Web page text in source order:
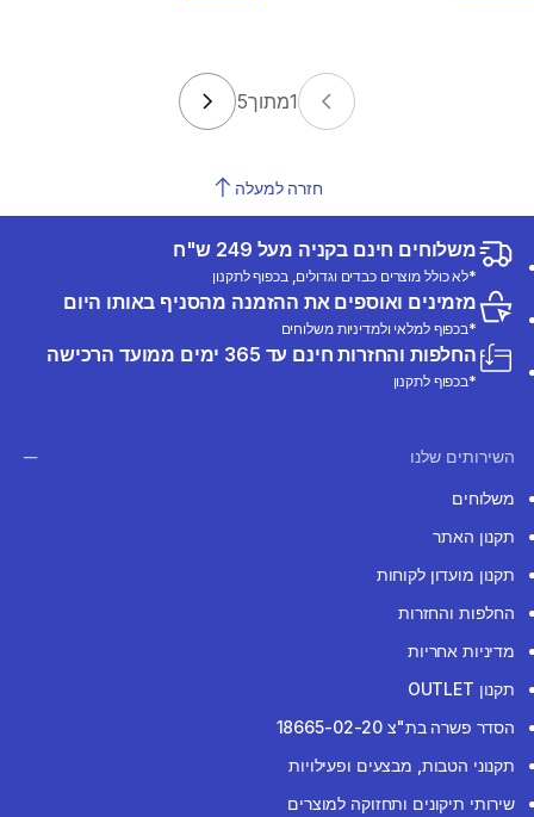
1מתוך5
חזרה למעלה
משלוחים חינם בקניה מעל 249 ש"ח
*לא כולל מוצרים כבדים וגדולים, בכפוף לתקנון
מזמינים ואוספים את ההזמנה מהסניף באותו היום
*בכפוף למלאי ולמדיניות משלוחים
החלפות והחזרות חינם עד 365 ימים ממועד הרכישה
*בכפוף לתקנון
השירותים שלנו
משלוחים
תקנון האתר
תקנון מועדון לקוחות
החלפות והחזרות
מדיניות אחריות
תקנון OUTLET
הסדר פשרה בת"צ 18665-02-20
תקנוני הטבות, מבצעים ופעילויות
שירותי תיקונים ותחזוקה למוצרים